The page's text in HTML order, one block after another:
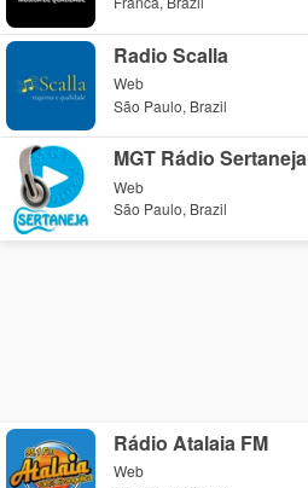
Radio Scalla
Web
São Paulo, Brazil
MGT Rádio Sertaneja
Web
São Paulo, Brazil
Rádio Atalaia FM
Web